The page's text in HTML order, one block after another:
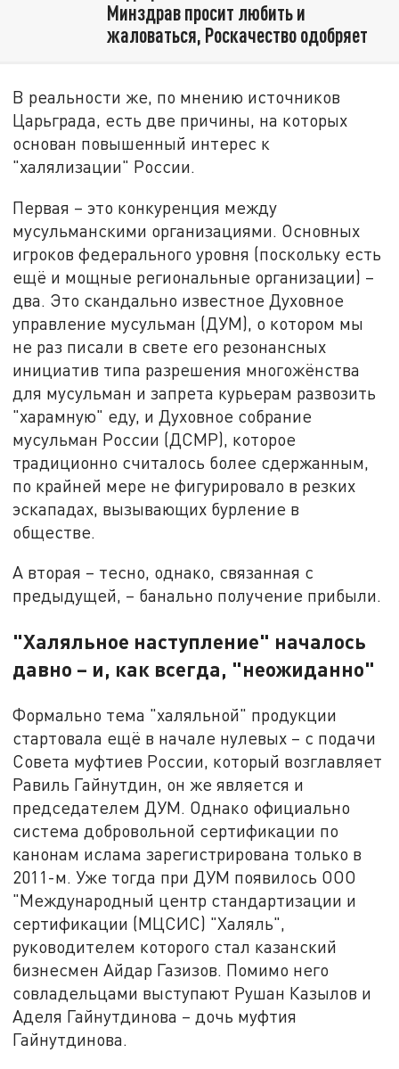
Минздрав просит любить и
жаловаться, Роскачество одобряет
В реальности же, по мнению источников
Царьграда, есть две причины, на которых
основан повышенный интерес к
"халялизации" России.
Первая – это конкуренция между
мусульманскими организациями. Основных
игроков федерального уровня (поскольку есть
ещё и мощные региональные организации) –
два. Это скандально известное Духовное
управление мусульман (ДУМ), о котором мы
не раз писали в свете его резонансных
инициатив типа разрешения многожёнства
для мусульман и запрета курьерам развозить
"харамную" еду, и Духовное собрание
мусульман России (ДСМР), которое
традиционно считалось более сдержанным,
по крайней мере не фигурировало в резких
эскападах, вызывающих бурление в
обществе.
А вторая – тесно, однако, связанная с
предыдущей, – банально получение прибыли.
"Халяльное наступление" началось
давно – и, как всегда, "неожиданно"
Формально тема "халяльной" продукции
стартовала ещё в начале нулевых – с подачи
Совета муфтиев России, который возглавляет
Равиль Гайнутдин, он же является и
председателем ДУМ. Однако официально
система добровольной сертификации по
канонам ислама зарегистрирована только в
2011-м. Уже тогда при ДУМ появилось ООО
"Международный центр стандартизации и
сертификации (МЦСИС) "Халяль",
руководителем которого стал казанский
бизнесмен Айдар Газизов. Помимо него
совладельцами выступают Рушан Казылов и
Аделя Гайнутдинова – дочь муфтия
Гайнутдинова.